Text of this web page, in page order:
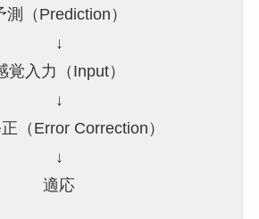
測（Prediction）
↓
覚入力（Input）
↓
（Error Correction）
↓
適応